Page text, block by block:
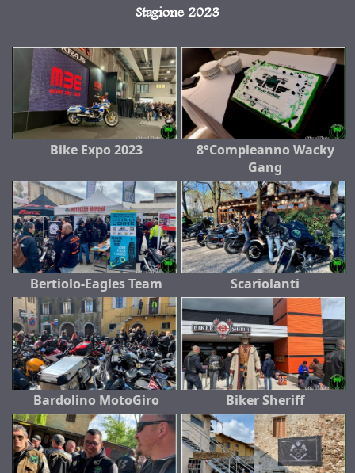
Stagione 2023
Bike Expo 2023
8°Compleanno Wacky
Gang
Bertiolo-Eagles Team Scariolanti
Bardolino MotoGiro Biker Sheriff